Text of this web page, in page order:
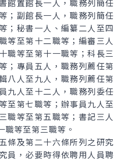
置館長一人，職務列簡任
；副館長一人，職務列簡任
；秘書一人、編纂二人至四
等至第十二職等；編審三人
職等至第十一職等；科長三
；專員五人，職務列薦任第
八人至九人，職務列薦任第
九人至十二人，職務列委任
至第七職等；辦事員九人至
職等至第五職等；書記三人
職等至第三職等。
及第二十六條所列之研究
員，必要時得依聘用人員聘